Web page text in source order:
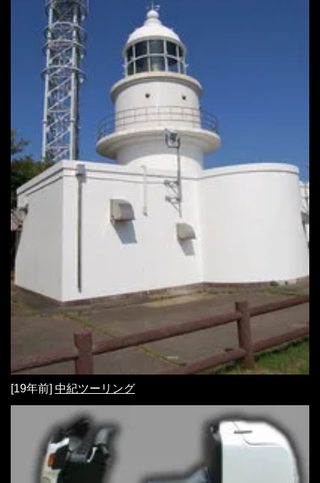
[19年前] 中紀ツーリング